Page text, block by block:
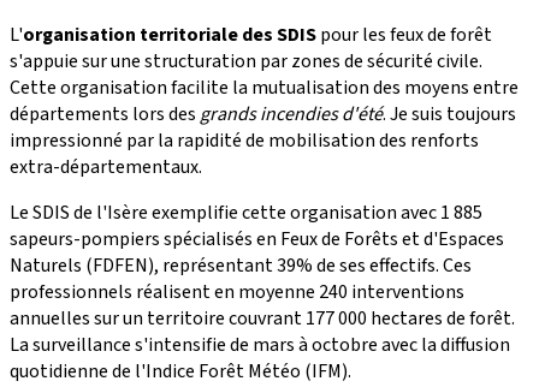
L'organisation territoriale des SDISpour les feux de forêt
s'appuie sur une structuration par zones de sécurité civile.
Cette organisation facilite la mutualisation des moyens entre
départements lors desgrands incendies d'été. Je suis toujours
impressionné par la rapidité de mobilisation des renforts
extra-départementaux.
Le SDIS de l'Isère exemplifie cette organisation avec 1 885
sapeurs-pompiers spécialisés en Feux de Forêts et d'Espaces
Naturels (FDFEN), représentant 39% de ses effectifs. Ces
professionnels réalisent en moyenne 240 interventions
annuelles sur un territoire couvrant 177 000 hectares de forêt.
La surveillance s'intensifie de mars à octobre avec la diffusion
quotidienne de l'Indice Forêt Météo (IFM).